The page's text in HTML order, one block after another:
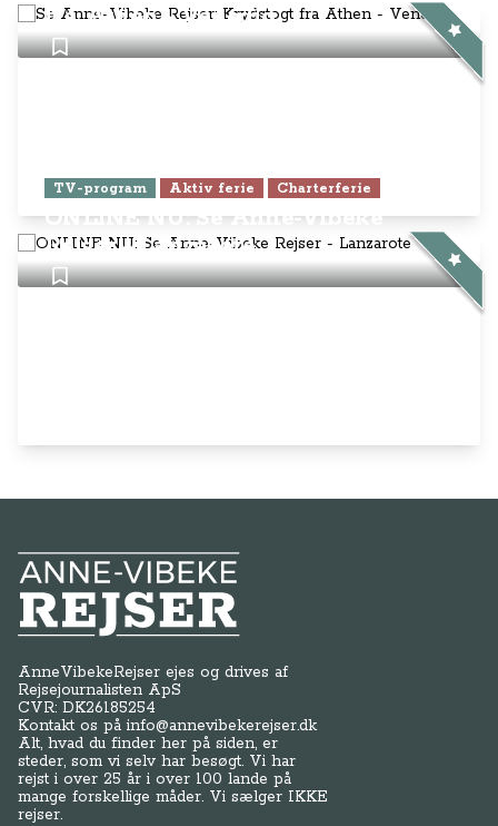
fra Athen - Venedig
TV-program Aktiv ferie Charterferie
ONLINE NU: Se Anne-Vibeke
Rejser - Lanzarote
Anne-Vibeke Rejser
AnneVibekeRejser ejes og drives af
Rejsejournalisten ApS
CVR: DK26185254
Kontakt os påinfo@annevibekerejser.dk
Alt, hvad du finder her på siden, er
steder, som vi selv har besøgt. Vi har
rejst i over 25 år i over 100 lande på
mange forskellige måder. Vi sælger IKKE
rejser.